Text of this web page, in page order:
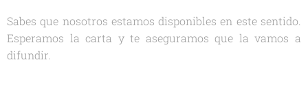
Sabes que nosotros estamos disponibles en este sentido.
Esperamos la carta y te aseguramos que la vamos a
difundir.